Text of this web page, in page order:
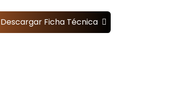
Descargar Ficha Técnica